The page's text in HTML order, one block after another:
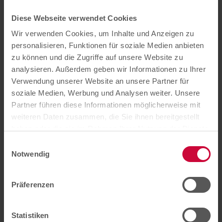
Diese Webseite verwendet Cookies
Wir verwenden Cookies, um Inhalte und Anzeigen zu
personalisieren, Funktionen für soziale Medien anbieten
zu können und die Zugriffe auf unsere Website zu
analysieren. Außerdem geben wir Informationen zu Ihrer
Verwendung unserer Website an unsere Partner für
soziale Medien, Werbung und Analysen weiter. Unsere
Partner führen diese Informationen möglicherweise mit
weiteren Daten zusammen, die Sie ihnen bereitgestellt
notwendigen Cookies zustimmen
hier Ihre
Notwendig
Präferenzen
Statistiken
Netzwerk aus.